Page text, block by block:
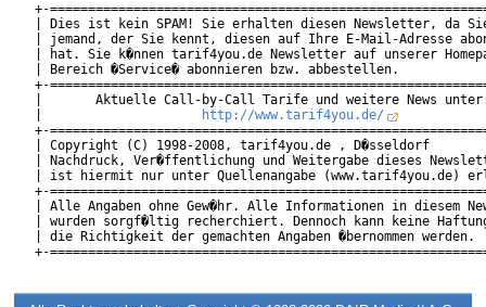
+-
| Dies ist kein SPAM! Sie erhalten diesen Newsletter, da
| jemand, der Sie kennt, diesen auf Ihre E-Mail-Adresse
| hat. Sie k�nnen tarif4you.de Newsletter auf unserer
| Bereich �Service� abonnieren bzw. abbestellen.
+-
|       Aktuelle Call-by-Call Tarife und weitere News
http://www.tarif4you.de/
+-
| Copyright (C) 1998-2008, tarif4you.de , D�sseldorf
| Nachdruck, Ver�ffentlichung und Weitergabe dieses
| ist hiermit nur unter Quellenangabe (www.tarif4you.de)
+-
| Alle Angaben ohne Gew�hr. Alle Informationen in diesem
| wurden sorgf�ltig recherchiert. Dennoch kann keine
| die Richtigkeit der gemachten Angaben �bernommen